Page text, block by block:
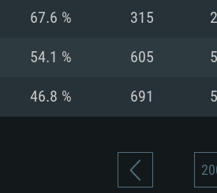
여유 저장 공간: 62.2
67.6 % 315
54.1 % 605
46.8 % 691